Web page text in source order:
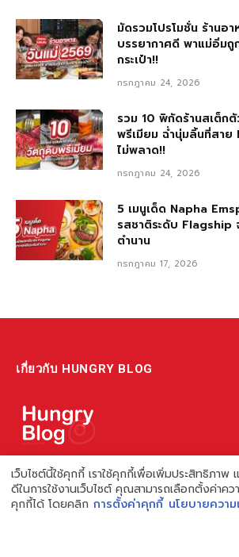
มัดรวมโปรโมชั่น ร้านอ
บรรยากาศดี พาแม่อิ่มถู
กระเป๋า!!
กรกฎาคม 24, 2026
รวม 10 พิกัดร้านสเต็ก
พรีเมียม ฉ่ำนุ่มลิ้นที่สา
ไม่พลาด!!
กรกฎาคม 24, 2026
5 เมนูเด็ด Napha
รสชาติระดับ Flagship
ตำนาน
กรกฎาคม 17, 2026
เกี่ยวกับ HUNGRY BLOG
แหล่งรวมข้อมูล ข่าวสาร เกี่ยวกับร้านอาหารและเ
รีวิว ชี้เป้า รวมถึงความรู้ต่างๆ ที่เราอยากแชร์!
ไม่พอ เรายังมีความรู้เกี่ยวกับการทำร้านอาหาร
เว็บไซต์นี้ใช้คุกกี้ เราใช้คุกกี้เพื่อเพิ่มประสิทธิภาพ
ดีในการใช้งานเว็บไซต์ คุณสามารถเลือกตั้งค่าค
คุกกี้ได้ โดยคลิก การตั้งค่าคุกกี้ นโยบายควา